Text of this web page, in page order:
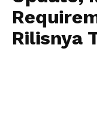
Rilisnya